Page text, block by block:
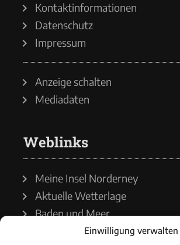
Einwilligung verwalten
Kontaktinformationen
Datenschutz
Impressum
Anzeige schalten
Mediadaten
Weblinks
Meine Insel Norderney
Aktuelle Wetterlage
Baden und Meer